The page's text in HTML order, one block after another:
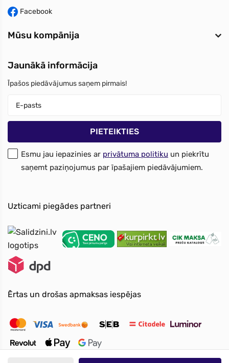
Facebook
Mūsu kompānija
Jaunākā informācija
Īpašos piedāvājumus saņem pirmais!
Esmu jau iepazinies ar privātuma politiku un piekrītu
saņemt paziņojumus par īpašajiem piedāvājumiem.
Uzticami piegādes partneri
Ērtas un drošas apmaksas iespējas